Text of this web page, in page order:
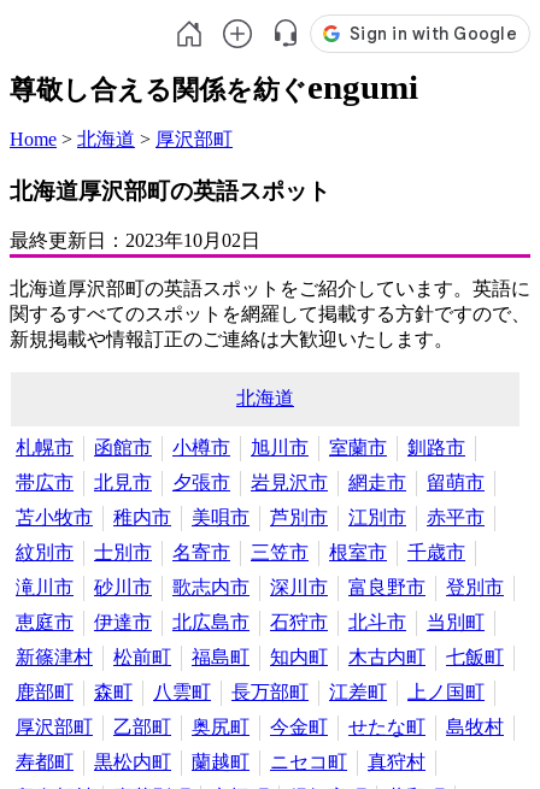
尊敬し合える関係を紡ぐengumi
Home > 北海道 > 厚沢部町
北海道厚沢部町の英語スポット
最終更新日： 2023年10月02日
北海道厚沢部町の英語スポットをご紹介しています。英語に
関するすべてのスポットを網羅して掲載する方針ですので、
新規掲載や情報訂正のご連絡は大歓迎いたします。
北海道
札幌市 函館市 小樽市 旭川市 室蘭市
釧路市
帯広市
北見市 夕張市 岩見沢市 網走市
留萌市
苫小牧市
稚内市 美唄市 芦別市 江別市
赤平市
紋別市
士別市 名寄市 三笠市 根室市
千歳市
滝川市
砂川市 歌志内市 深川市 富良野市
登別市
恵庭市
伊達市 北広島市 石狩市 北斗市
当別町
新篠津村
松前町 福島町 知内町 木古内町
七飯町
鹿部町
森町 八雲町 長万部町 江差町
上ノ国町
厚沢部町
乙部町 奥尻町 今金町 せたな町
島牧村
寿都町
黒松内町 蘭越町 ニセコ町
真狩村